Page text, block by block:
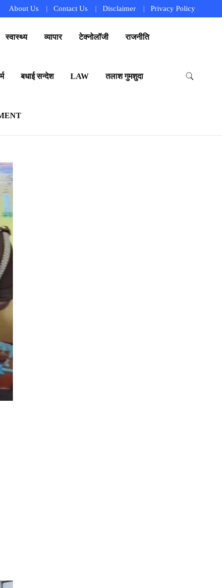
About Us Contact Us Disclaimer Privacy Policy
स्वास्थ्य व्यापार टेक्नोलॉजी राजनीति
बधाई सन्देश LAW तलाश गुमशुदा